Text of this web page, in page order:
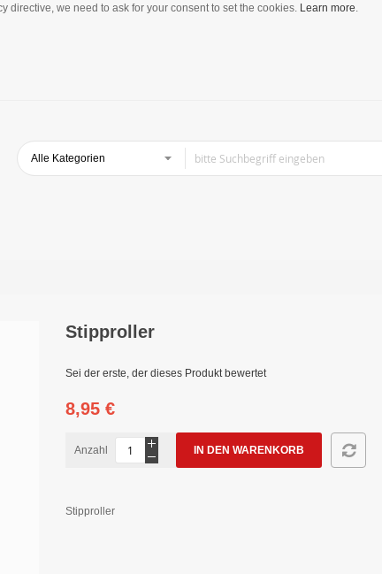
directive, we need to ask for your consent to set the cookies. Learn more.
Stipproller
Sei der erste, der dieses Produkt bewertet
8,95 €
Anzahl IN DEN WARENKORB
Stipproller